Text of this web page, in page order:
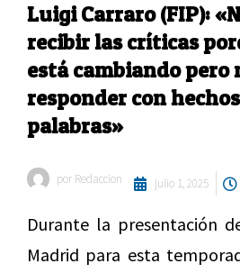
Luigi Carraro (FIP):
recibir las críticas
está cambiando pero
responder con
palabras»
por Redaccion julio 1, 2025
Durante la presentación
Madrid para esta